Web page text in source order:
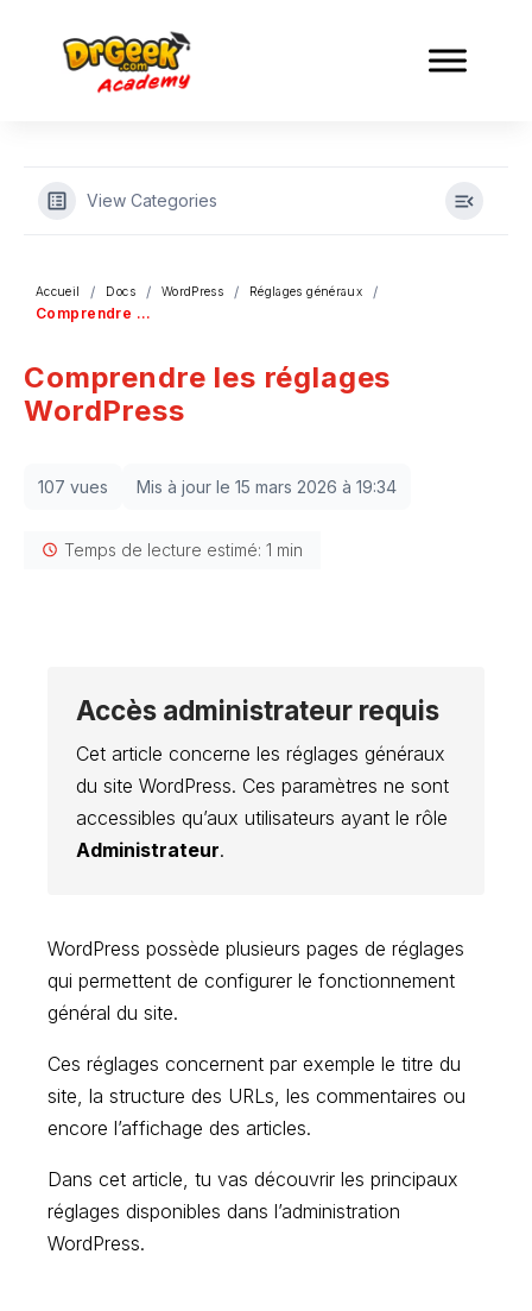
View Categories
Accueil Docs WordPress Réglages généraux
Comprendre les réglages WordPress
Comprendre les réglages
WordPress
107 vues Mis à jour le 15 mars 2026 à 19:34
Temps de lecture estimé: 1 min
Accès administrateur requis
Cet article concerne les réglages généraux
du site WordPress. Ces paramètres ne sont
accessibles qu’aux utilisateurs ayant le rôle
Administrateur.
WordPress possède plusieurs pages de réglages
qui permettent de configurer le fonctionnement
général du site.
Ces réglages concernent par exemple le titre du
site, la structure des URLs, les commentaires ou
encore l’affichage des articles.
Dans cet article, tu vas découvrir les principaux
réglages disponibles dans l’administration
WordPress.